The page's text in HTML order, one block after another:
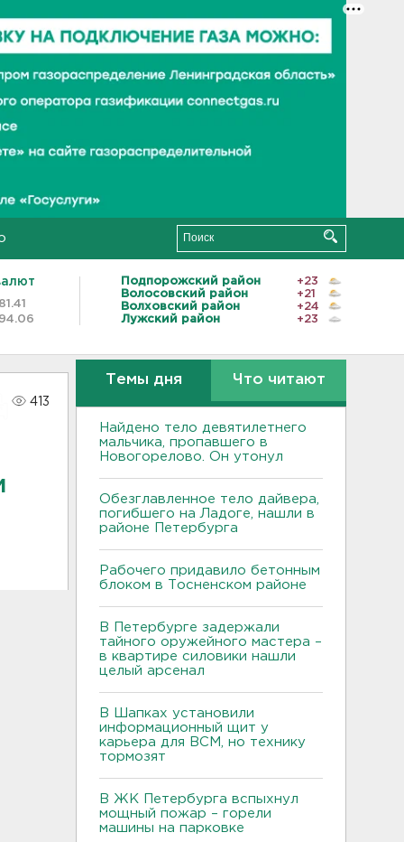
Подпорожский район
+23
Волосовский район
+21
Волховский район
+24
Лужский район
+23
413
Темы дня Что читают
Найдено тело девятилетнего
мальчика, пропавшего в
Новогорелово. Он утонул
Обезглавленное тело дайвера,
погибшего на Ладоге, нашли в
районе Петербурга
Рабочего придавило бетонным
блоком в Тосненском районе
В Петербурге задержали
тайного оружейного мастера –
в квартире силовики нашли
целый арсенал
В Шапках установили
информационный щит у
карьера для ВСМ, но технику
тормозят
В ЖК Петербурга вспыхнул
мощный пожар – горели
машины на парковке